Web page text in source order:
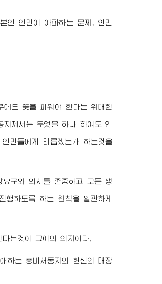
인 인민이 아파하는 문제, 인민
에도 꽃을 피워야 한다는 위대한
지께서는 무엇을 하나 하여도 인
민들에게 리롭겠는가 하는것을
구와 의사를 존중하고 모든 생
하도록 하는 원칙을 일관하게
는것이 그이의 의지이다.
하는 총비서동지의 헌신의 대장